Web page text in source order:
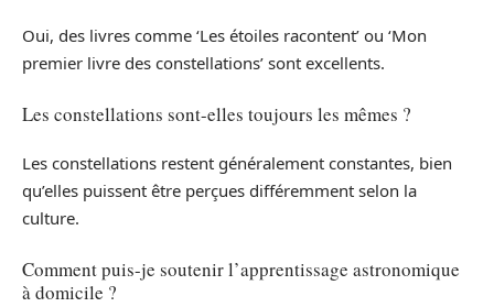
Oui, des livres comme ‘Les étoiles racontent’ ou ‘Mon
premier livre des constellations’ sont excellents.
Les constellations sont-elles toujours les mêmes ?
Les constellations restent généralement constantes, bien
qu’elles puissent être perçues différemment selon la
culture.
Comment puis-je soutenir l’apprentissage astronomique
à domicile ?